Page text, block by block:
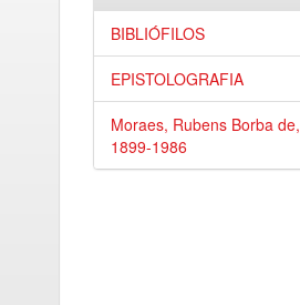
BIBLIÓFILOS
EPISTOLOGRAFIA
Moraes, Rubens Borba de,
1899-1986